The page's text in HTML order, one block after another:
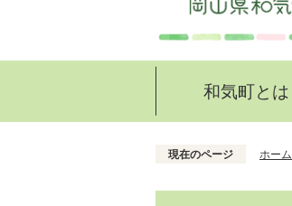
和気町とは
現在のページ ホーム